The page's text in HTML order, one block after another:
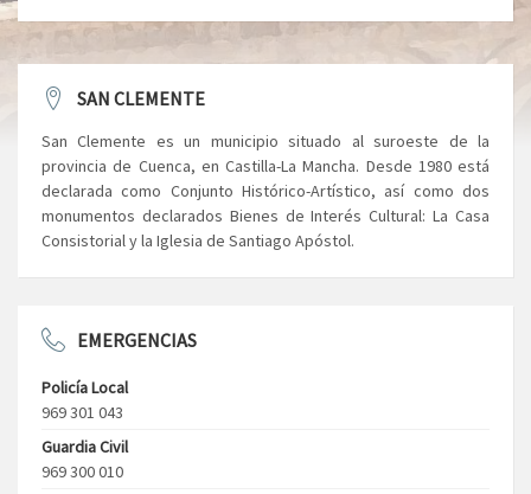
SAN CLEMENTE
San Clemente es un municipio situado al suroeste de la
provincia de Cuenca, en Castilla-La Mancha. Desde 1980 está
declarada como Conjunto Histórico-Artístico, así como dos
monumentos declarados Bienes de Interés Cultural: La Casa
Consistorial y la Iglesia de Santiago Apóstol.
EMERGENCIAS
Policía Local
969 301 043
Guardia Civil
969 300 010